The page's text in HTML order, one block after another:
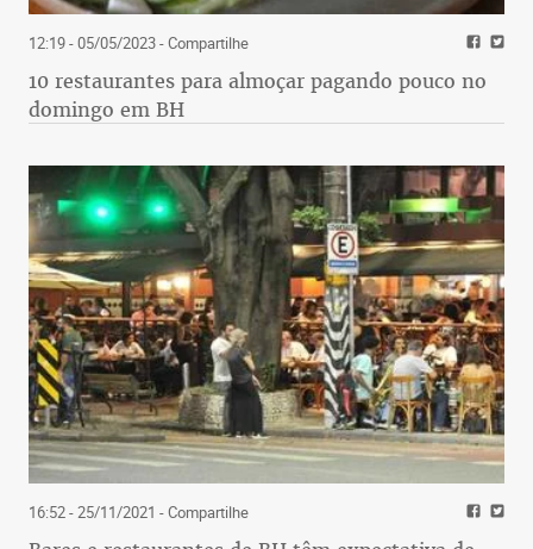
12:19 - 05/05/2023- Compartilhe
10 restaurantes para almoçar pagando pouco no
domingo em BH
16:52 - 25/11/2021 - Compartilhe